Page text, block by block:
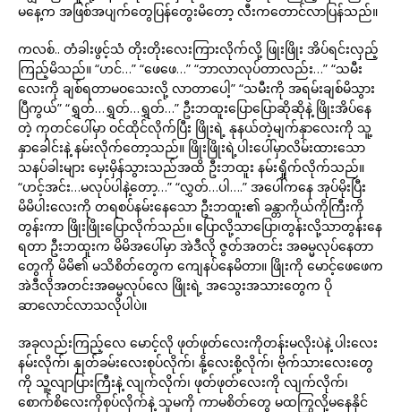
မနေ့က အဖြစ်အပျက်တွေပြန်တွေးမိတော့ လီးကတောင်လာပြန်သည်။
ကလစ်.. တံခါးဖွင့်သံ တိုးတိုးလေးကြားလိုက်လို့ ဖြုးဖြိုး အိပ်ရင်းလှည့်
ကြည့်မိသည်။ “ဟင်…” “ဖေဖေ…” “ဘာလာလုပ်တာလည်း…” “သမီး
လေးကို ချစ်ရတာမဝသေးလို့ လာတာပေါ့” “သမီးကို အရမ်းချစ်မိသွား
ပြီကွယ်” “ရွှတ်…ရွှတ်…ရွှတ်…” ဦးဘထူးပြောပြောဆိုဆိုနဲ့ ဖြိုးအိပ်နေ
တဲ့ ကုတင်ပေါ်မှာ ဝင်ထိုင်လိုက်ပြီး ဖြိုးရဲ့ နုနယ်တဲ့မျက်နှာလေးကို သူ့
နှာခေါင်းနဲ့ နမ်းလိုက်တော့သည်။ ဖြိုးဖြိုးရဲ့ပါးပေါ်မှာလိမ်းထားသော
သနပ်ခါးများ မှေးမှိန်သွားသည်အထိ ဦးဘထူး နမ်းရှိုက်လိုက်သည်။
“ဟင့်အင်း…မလုပ်ပါနဲ့တော့…” “လွှတ်…ပါ….” အပေါ်ကနေ အုပ်မိုးပြီး
မိမိပါးလေးကို တရစပ်နမ်းနေသော ဦးဘထူး၏ ခန္တာကိုယ်ကိုကြီးကို
တွန်းကာ ဖြိုးဖြိုးပြောလိုက်သည်။ ပြောလို့သာပြော၊တွန်းလို့သာတွန်းနေ
ရတာ ဦးဘထူးက မိမိအပေါ်မှာ အဲဒီလို ဇွတ်အတင်း အဓမ္မလုပ်နေတာ
တွေကို မိမိ၏ မသိစိတ်တွေက ကျေနပ်နေမိတာ။ ဖြိုးကို မောင့်ဖေဖေက
အဲဒီလိုအတင်းအဓမ္မလုပ်လေ ဖြိုးရဲ့ အသွေးအသားတွေက ပို
ဆာလောင်လာသလိုပါပဲ။
အခုလည်းကြည့်လေ မောင့်လို ဖုတ်ဖုတ်လေးကိုတန်းမလိုးပဲနဲ့ ပါးလေး
နမ်းလိုက်၊ နှုတ်ခမ်းလေးစုပ်လိုက်၊ နို့လေးစို့လိုက်၊ ဗိုက်သားလေးတွေ
ကို သူ့လျာပြားကြီးနဲ့ လျက်လိုက်၊ ဖုတ်ဖုတ်လေးကို လျက်လိုက်၊
စောက်စိလေးကိုစုပ်လိုက်နဲ့ သူမကို ကာမစိတ်တွေ မထကြွလို့မနေနိုင်